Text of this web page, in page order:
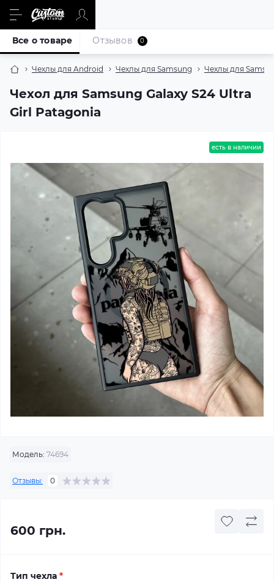
Чехлы для Android Чехлы для Samsung Чехлы для
Чехол для Samsung Galaxy S24 Ultra
Girl Patagonia
Все о товаре Отзывов 0
есть в наличии
Модель: 74694
Отзывы: 0
600 грн.
Тип чехла *